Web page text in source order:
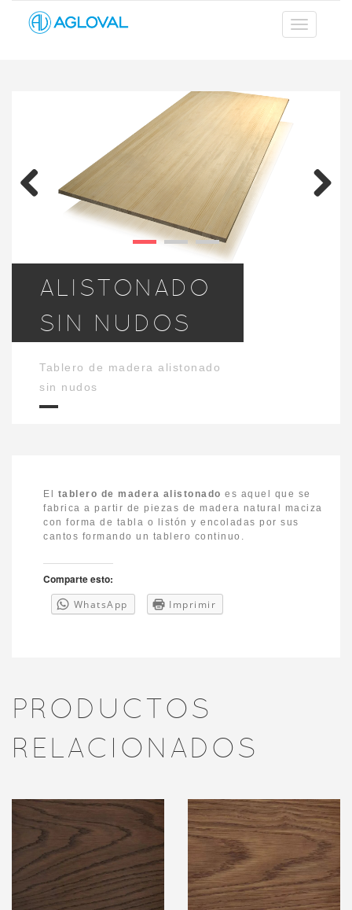
ALISTONADO
SIN NUDOS
Tablero de madera alistonado
sin nudos
El tablero de madera alistonado es aquel que se
fabrica a partir de piezas de madera natural maciza
con forma de tabla o listón y encoladas por sus
cantos formando un tablero continuo.
Comparte esto:
WhatsApp Imprimir
PRODUCTOS
RELACIONADOS